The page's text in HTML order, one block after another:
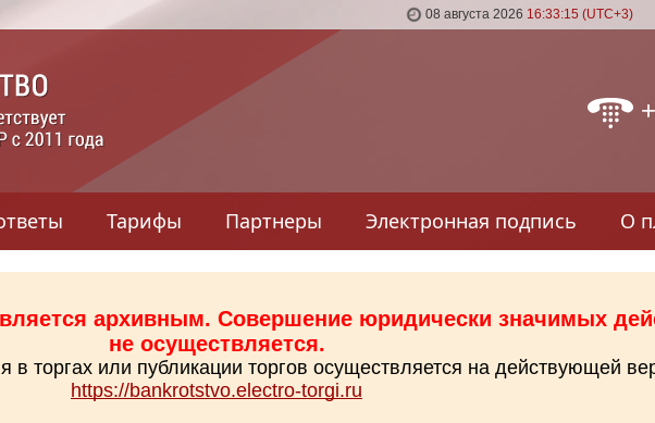
08 августа 2026 16:33:15 (UTC+3)
Тарифы Партнеры Электронная подпись О
архивным. Совершение юридически значимых
не осуществляется.
в торгах или публикации торгов осуществляется на действующей
https://bankrotstvo.electro-torgi.ru